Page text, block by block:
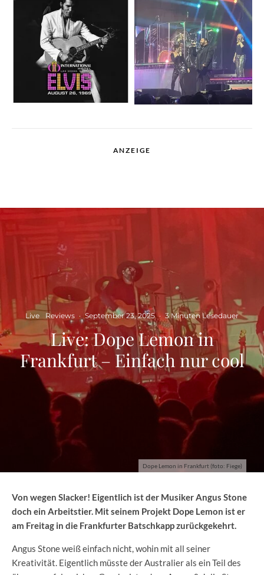
ANZEIGE
Dope Lemon in Frankfurt (foto: Fiege)
Live Reviews · September 23, 2025 · 3 Minuten Lesedauer
Live: Dope Lemon in
Frankfurt – Einfach nur cool
Von wegen Slacker! Eigentlich ist der Musiker Angus Stone
doch ein Arbeitstier. Mit seinem Projekt Dope Lemon ist er
am Freitag in die Frankfurter Batschkapp zurückgekehrt.
Angus Stone weiß einfach nicht, wohin mit all seiner
Kreativität. Eigentlich müsste der Australier als ein Teil des